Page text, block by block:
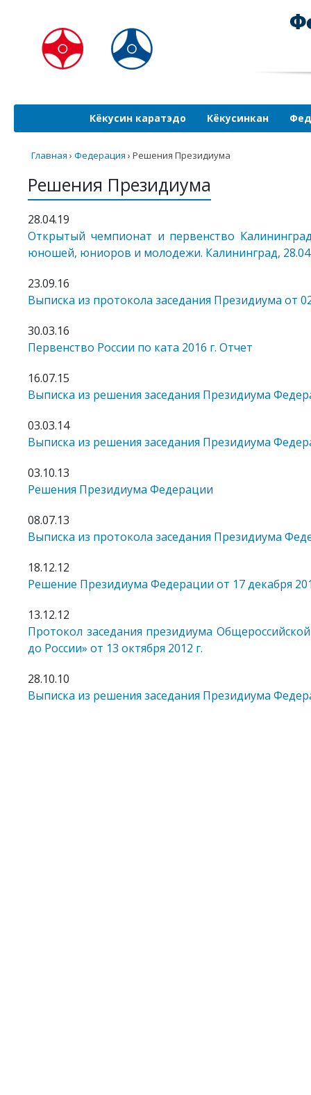
Кёкусин каратэдо Кёкусинкан
Главная › Федерация › Решения Президиума
Решения Президиума
28.04.19
Открытый чемпионат и первенство
юношей, юниоров и молодежи. Калининград,
23.09.16
Выписка из протокола заседания Президиума от
30.03.16
Первенство России по ката 2016 г. Отчет
16.07.15
Выписка из решения заседания Президиума
03.03.14
Выписка из решения заседания Президиума
03.10.13
Решения Президиума Федерации
08.07.13
Выписка из протокола заседания Президиума
18.12.12
Решение Президиума Федерации от 17 декабря
13.12.12
Протокол заседания президиума
до России» от 13 октября 2012 г.
28.10.10
Выписка из решения заседания Президиума